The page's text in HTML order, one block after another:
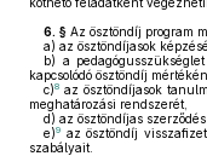
6. § Az ösztöndíj program
a) az ösztöndíjasok
b) a
kapcsolódó ösztöndíj
c)8 az ösztöndíjasok
meghatározási rendszerét,
d) az ösztöndíjas
e)9 az ösztöndíj
szabályait.